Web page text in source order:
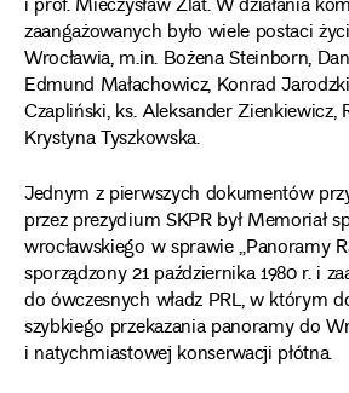
i prof. Mieczysław Zlat. W działania
zaangażowanych było wiele postaci
Wrocławia, m.in. Bożena Steinborn,
Edmund Małachowicz, Konrad
Czapliński, ks. Aleksander Zienkiewicz,
Krystyna Tyszkowska.
Jednym z pierwszych dokumentów
przez prezydium SKPR był Memoriał
wrocławskiego w sprawie „Panoramy
sporządzony 21 października 1980 r. i
do ówczesnych władz PRL, w którym
szybkiego przekazania panoramy do
i natychmiastowej konserwacji płótna.